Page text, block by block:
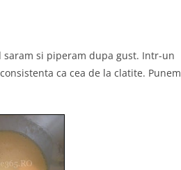
si piperam dupa gust. Intr-un
ca cea de la clatite. Punem